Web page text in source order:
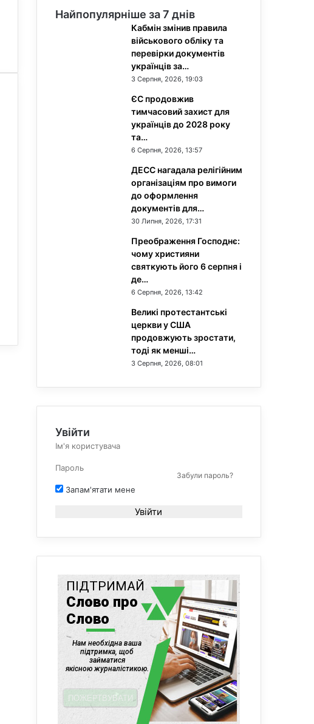
Найпопулярніше за 7 днів
Кабмін змінив правила
військового обліку та
перевірки документів
українців за…
3 Серпня, 2026, 19:03
ЄС продовжив
тимчасовий захист для
українців до 2028 року
та…
6 Серпня, 2026, 13:57
ДЕСС нагадала релігійним
організаціям про вимоги
до оформлення
документів для…
30 Липня, 2026, 17:31
Преображення Господнє:
чому християни
святкують його 6 серпня і
де…
6 Серпня, 2026, 13:42
Великі протестантські
церкви у США
продовжують зростати,
тоді як менші…
3 Серпня, 2026, 08:01
Увійти
Забули пароль?
Запам'ятати мене
Увійти